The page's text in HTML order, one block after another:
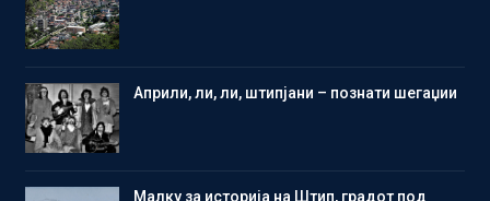
Aприли, ли, ли, штипјани – познати шегаџии
Малку за историја на Штип, градот под